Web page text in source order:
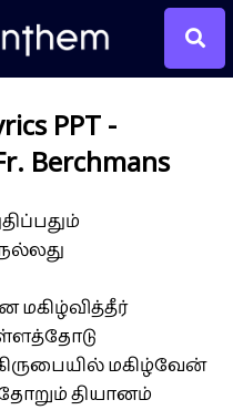
PPT -
நல்லது
மகிழ்வேன்
தியானம்